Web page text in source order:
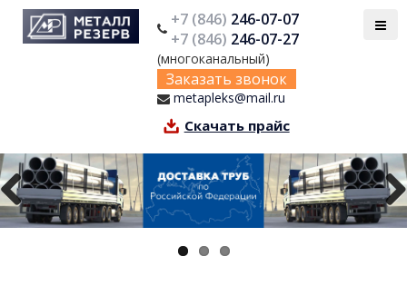
+7 (846) 246-07-07
+7 (846) 246-07-27
(многоканальный)
Заказать звонок
metapleks@mail.ru
Скачать прайс
Previous Next